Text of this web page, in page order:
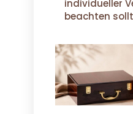
individueller
beachten